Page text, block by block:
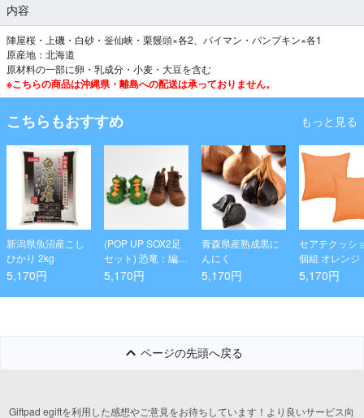
内容
陣屋桜・上磯・白砂・釡仙峡・栗饅頭×各2、パイマン・パンプキン×各1
原産地：北海道
原材料の一部に卵・乳成分・小麦・大豆を含む
※こちらの商品は沖縄県・離島への配送は承っておりません。
こちらもおすすめ もっと見る
新潟県魚沼産こし
ひかり 2kg
5,170円
(POP UP SOX2足
セット) 恐竜：編み
上げブーツ
5,170円
青森県産熟成黒に
んにく
5,170円
セアテクッシ
個組 オレンジ
5,170円
ページの先頭へ戻る
Giftpad egiftを利用した感想やご意見をお待ちしています！より良いサービス向